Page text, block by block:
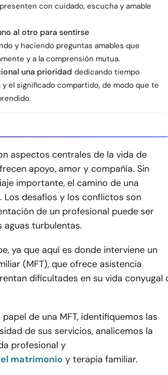
con cuidado, escucha y amable
al otro para sentirse
y haciendo preguntas amables que
y a la comprensión mutua.
una prioridad dedicando tiempo
y el significado compartido, de modo que te
aspectos centrales de la vida de
apoyo, amor y compañía. Sin
importante, el camino de una
Los desafíos y los conflictos son
de un profesional puede ser
turbulentas.
ya que aquí es donde interviene un
(MFT), que ofrece asistencia
dificultades en su vida conyugal
de una MFT, identifiquemos las
de sus servicios, analicemos la
profesional y
matrimonio y terapia familiar.